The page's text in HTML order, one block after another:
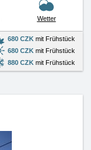
Wetter
680 CZK mit Frühstück
680 CZK mit Frühstück
880 CZK mit Frühstück